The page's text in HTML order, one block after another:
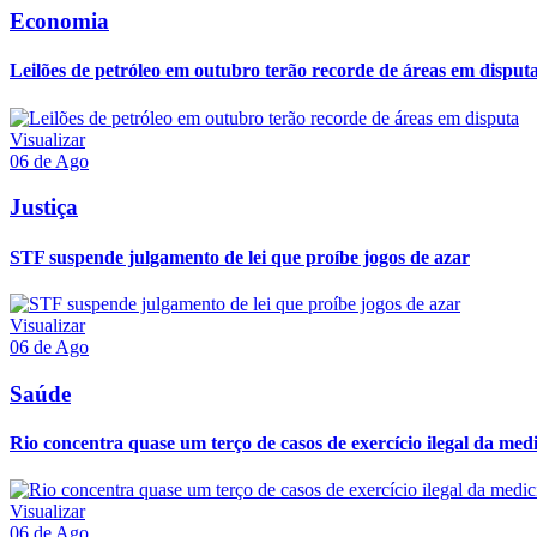
Economia
Leilões de petróleo em outubro terão recorde de áreas em disputa
Visualizar
06 de Ago
Justiça
STF suspende julgamento de lei que proíbe jogos de azar
Visualizar
06 de Ago
Saúde
Rio concentra quase um terço de casos de exercício ilegal da
Visualizar
06 de Ago